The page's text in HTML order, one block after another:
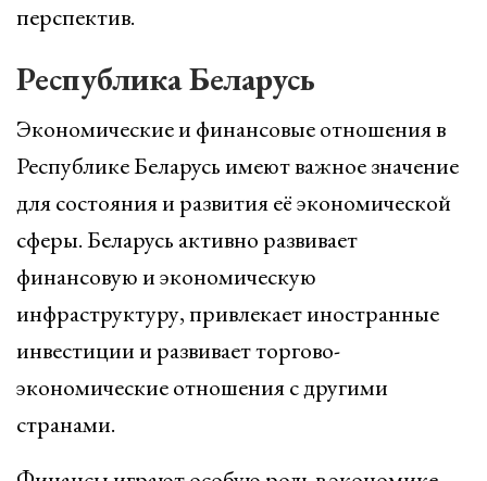
перспектив.
Республика Беларусь
Экономические и финансовые отношения в
Республике Беларусь имеют важное значение
для состояния и развития её экономической
сферы. Беларусь активно развивает
финансовую и экономическую
инфраструктуру, привлекает иностранные
инвестиции и развивает торгово-
экономические отношения с другими
странами.